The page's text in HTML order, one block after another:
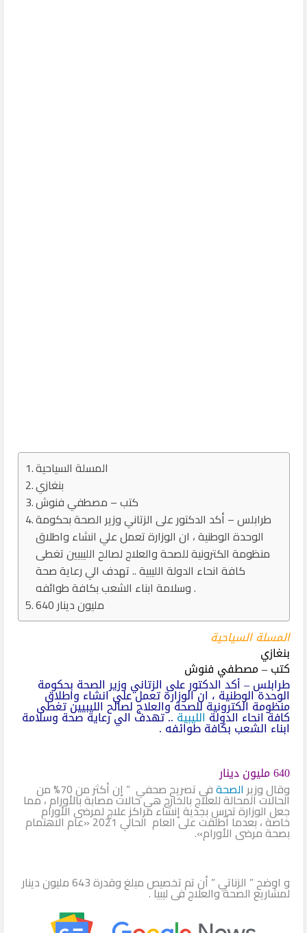
المسلة السياحية
بنغازي
كتب – مصطفي فنوش
طرابلس – أكد الدكتور على الزتاني وزير الصحة بحكومة
الوحدة الوطنية ، ان الوزارة تعمل علي انشاء واطلاق
منظومة الكترونية للصحة والعلاج لصالح الليبيين تغطى
كافة انحاء الدولة الليبية .. تهدف الي رعاية صحة
وسلامة ابناء الشعب بكافة طوائفه .
المسلة السياحية
بنغازي
كتب – مصطفي فنوش
طرابلس – أكد الدكتور على الزتاني وزير الصحة بحكومة
الوحدة الوطنية ، ان الوزارة تعمل علي انشاء واطلاق
منظومة الكترونية للصحة والعلاج لصالح الليبيين تغطى
كافة انحاء الدولةالليبية.. تهدف الي رعاية صحة وسلامة
ابناء الشعب بكافة طوائفه .
640 مليون دينار
وقال وزير الصحة في تصريح صحفي ” إن أكثر من 70% من
الحالات المحالة للعلاج بالخارج هي حالات مصابة بالأورام ، مما
جعل الوزارة تدرس بجدية إنشاء مراكز علاج لمرضى الأورام
خاصة ، بعدما أطلقت على العام الحالي 2021 «عام الاهتمام
بصحة مرضى الأورام».
و اوضح ” الزناتي ” أن تم تخصيص مبلغ وقدرة 643 مليون دينار
لمشاريع الصحة والعلاج فى ليبيا .